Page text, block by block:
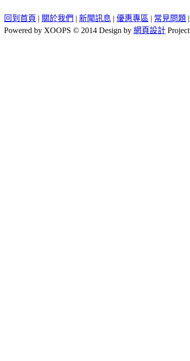
回到首頁 | 關於我們 | 新聞訊息 | 優惠專區 | 常見問題 |
Powered by XOOPS © 2014 Design by 網頁設計 Project